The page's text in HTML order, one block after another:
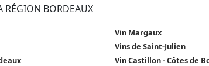
RÉGION BORDEAUX
Vin Margaux
Vins de Saint-Julien
Vin Castillon - Côtes de